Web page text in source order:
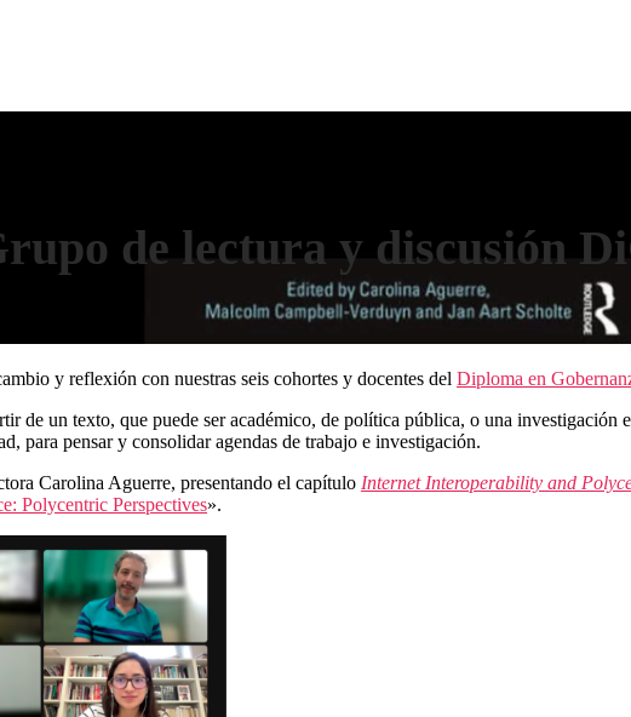
de lectura y discusión
y reflexión con nuestras seis cohortes y docentes del Diploma en
de un texto, que puede ser académico, de política pública, o una investigación
para pensar y consolidar agendas de trabajo e investigación.
Carolina Aguerre, presentando el capítulo Internet Interoperability and
Polycentric Perspectives».